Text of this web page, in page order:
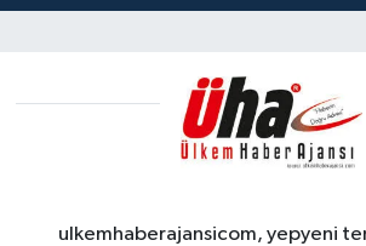
ulkemhaberajansicom, yepyeni